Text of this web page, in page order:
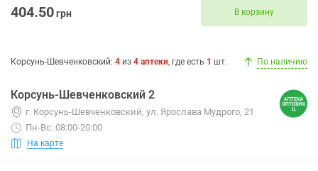
404.50грн В корзину
Корсунь-Шевченковский: 4 из 4 аптеки, где есть 1 шт. По наличию
Корсунь-Шевченковский 2
г. Корсунь-Шевченковский, ул. Ярослава Мудрого, 21
Пн-Вс: 08:00-20:00
На карте